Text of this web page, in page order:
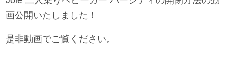
画公開いたしました！
是非動画でご覧ください。